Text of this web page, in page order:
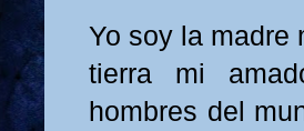
Yo soy la madre
tierra mi
hombres del